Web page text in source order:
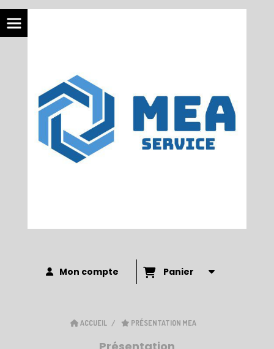
Mon compte Panier
ACCUEIL PRÉSENTATION MEA